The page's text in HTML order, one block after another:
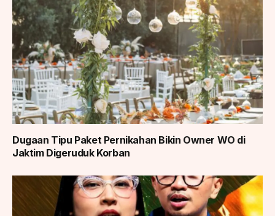
Dugaan Tipu Paket Pernikahan Bikin Owner WO di
Jaktim Digeruduk Korban